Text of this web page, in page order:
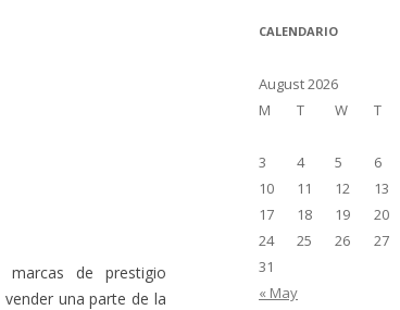
marcas de prestigio
una parte de la
CALENDARIO
August 2026
M
T W T
« May
3
4 5 6
10
11 12 13
17
18 19 20
24
25 26 27
31